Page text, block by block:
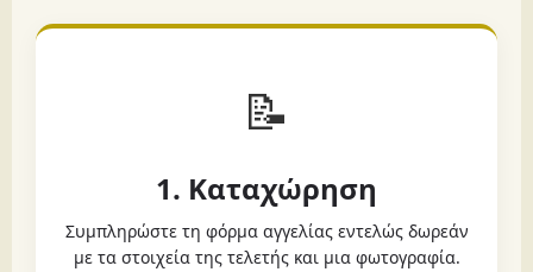
📝
1. Καταχώρηση
Συμπληρώστε τη φόρμα αγγελίας εντελώς δωρεάν
με τα στοιχεία της τελετής και μια φωτογραφία.